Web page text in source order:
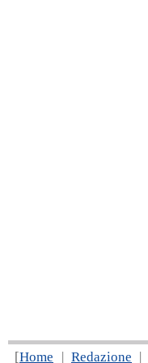
[Home | Redazione |